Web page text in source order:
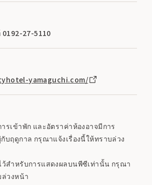
27-5110
yamaguchi.com/
รเข้าพัก และอัตราค่าห้องอาจมีการ
บฤดูกาล กรุณาแจ้งเรื่องนี้ให้ทราบล่วง
ว้สำหรับการแสดงผลบนพีซีเท่านั้น กรุณา
ล่วงหน้า